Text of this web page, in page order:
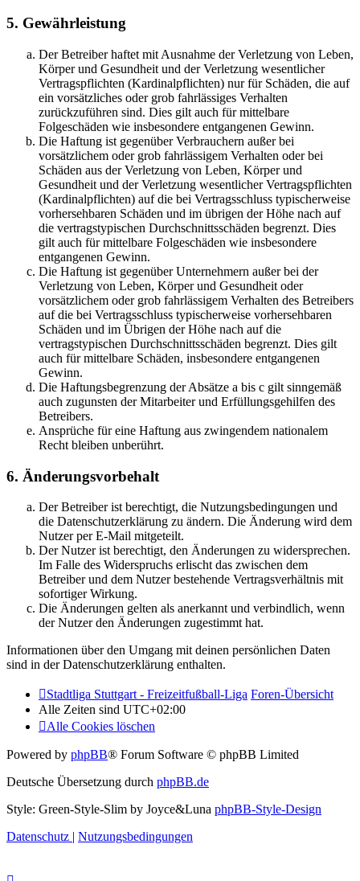
5. Gewährleistung
Der Betreiber haftet mit Ausnahme der Verletzung von Leben,
Körper und Gesundheit und der Verletzung wesentlicher
Vertragspflichten (Kardinalpflichten) nur für Schäden, die auf
ein vorsätzliches oder grob fahrlässiges Verhalten
zurückzuführen sind. Dies gilt auch für mittelbare
Folgeschäden wie insbesondere entgangenen Gewinn.
Die Haftung ist gegenüber Verbrauchern außer bei
vorsätzlichem oder grob fahrlässigem Verhalten oder bei
Schäden aus der Verletzung von Leben, Körper und
Gesundheit und der Verletzung wesentlicher Vertragspflichten
(Kardinalpflichten) auf die bei Vertragsschluss typischerweise
vorhersehbaren Schäden und im übrigen der Höhe nach auf
die vertragstypischen Durchschnittsschäden begrenzt. Dies
gilt auch für mittelbare Folgeschäden wie insbesondere
entgangenen Gewinn.
Die Haftung ist gegenüber Unternehmern außer bei der
Verletzung von Leben, Körper und Gesundheit oder
vorsätzlichem oder grob fahrlässigem Verhalten des Betreibers
auf die bei Vertragsschluss typischerweise vorhersehbaren
Schäden und im Übrigen der Höhe nach auf die
vertragstypischen Durchschnittsschäden begrenzt. Dies gilt
auch für mittelbare Schäden, insbesondere entgangenen
Gewinn.
Die Haftungsbegrenzung der Absätze a bis c gilt sinngemäß
auch zugunsten der Mitarbeiter und Erfüllungsgehilfen des
Betreibers.
Ansprüche für eine Haftung aus zwingendem nationalem
Recht bleiben unberührt.
6. Änderungsvorbehalt
Der Betreiber ist berechtigt, die Nutzungsbedingungen und
die Datenschutzerklärung zu ändern. Die Änderung wird dem
Nutzer per E-Mail mitgeteilt.
Der Nutzer ist berechtigt, den Änderungen zu widersprechen.
Im Falle des Widerspruchs erlischt das zwischen dem
Betreiber und dem Nutzer bestehende Vertragsverhältnis mit
sofortiger Wirkung.
Die Änderungen gelten als anerkannt und verbindlich, wenn
der Nutzer den Änderungen zugestimmt hat.
Informationen über den Umgang mit deinen persönlichen Daten
sind in der Datenschutzerklärung enthalten.
Stadtliga Stuttgart - Freizeitfußball-Liga Foren-Übersicht
Alle Zeiten sind UTC+02:00
Alle Cookies löschen
Powered by phpBB® Forum Software © phpBB Limited
Deutsche Übersetzung durch phpBB.de
Style: Green-Style-Slim by Joyce&Luna phpBB-Style-Design
Datenschutz | Nutzungsbedingungen